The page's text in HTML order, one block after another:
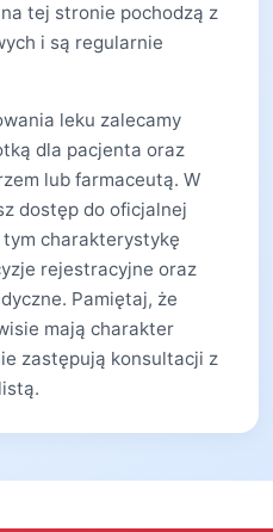
tej stronie pochodzą z
i są regularnie
leku zalecamy
dla pacjenta oraz
lub farmaceutą. W
dostęp do oficjalnej
charakterystykę
rejestracyjne oraz
Pamiętaj, że
mają charakter
zastępują konsultacji z